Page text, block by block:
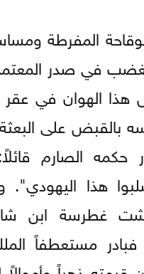
المفرطة
في صدر
هذا الهوان في عقر
بالقبض على
حكمه الصارم
هذا اليهودي".
غطرسة ابن
فبادر مستعطفاً